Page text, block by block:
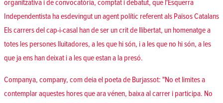
organitzativa i de convocatòria, comptat i debatut, que l'Esquerra
Independentista ha esdevingut un agent polític referent als Països Catalans
Els carrers del cap-i-casal han de ser un crit de llibertat, un homenatge a
totes les persones lluitadores, a les que hi són, i a les que no hi són, a les
que ja ens han deixat i a les que estan a la presó.
Companya, company, com deia el poeta de Burjassot: "No et limites a
contemplar aquestes hores que ara vénen, baixa al carrer i participa. No